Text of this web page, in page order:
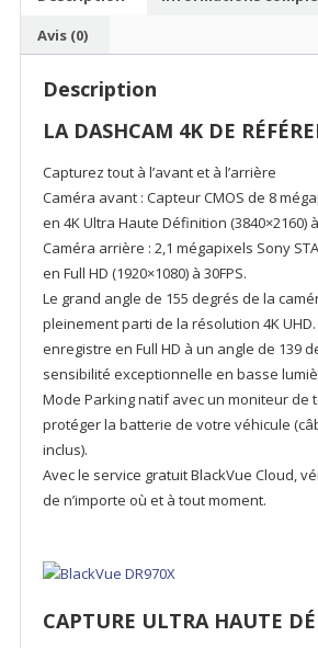
Avis (0)
Description
LA DASHCAM 4K DE
Capturez tout à l’avant et à l’arrière
Caméra avant : Capteur CMOS de 8
en 4K Ultra Haute Définition (3840×2160) à
Caméra arrière : 2,1 mégapixels Sony
en Full HD (1920×1080) à 30FPS.
Le grand angle de 155 degrés de la
pleinement parti de la résolution 4K
enregistre en Full HD à un angle de 139
sensibilité exceptionnelle en basse
Mode Parking natif avec un moniteur de
protéger la batterie de votre véhicule
inclus).
Avec le service gratuit BlackVue Cloud,
de n’importe où et à tout moment.
CAPTURE ULTRA HAUTE